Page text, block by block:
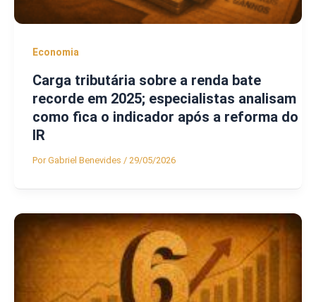
Economia
Carga tributária sobre a renda bate
recorde em 2025; especialistas analisam
como fica o indicador após a reforma do
IR
PorGabriel Benevides / 29/05/2026